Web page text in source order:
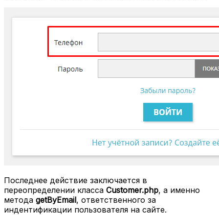
Последнее действие заключается в
переопределении класса Customer.php, а именно
метода getByEmail, ответственного за
индентификации пользователя на сайте.